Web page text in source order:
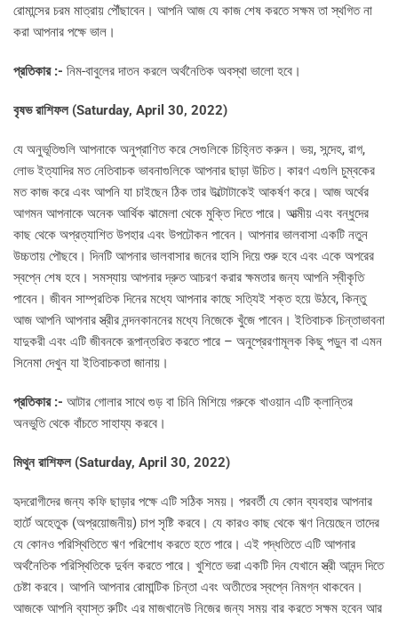
রোমান্সের চরম মাত্রায় পৌঁছাবেন। আপনি আজ যে কাজ শেষ করতে সক্ষম তা স্থগিত না
করা আপনার পক্ষে ভাল।
প্রতিকার :- নিম-বাবুলের দাতন করলে অর্থনৈতিক অবস্থা ভালো হবে।
বৃষভ রাশিফল (Saturday, April 30, 2022)
যে অনুভূতিগুলি আপনাকে অনুপ্রাণিত করে সেগুলিকে চিহ্নিত করুন। ভয়, সন্দেহ, রাগ,
লোভ ইত্যাদির মত নেতিবাচক ভাবনাগুলিকে আপনার ছাড়া উচিত। কারণ এগুলি চুম্বকের
মত কাজ করে এবং আপনি যা চাইছেন ঠিক তার উল্টোটাকেই আকর্ষণ করে। আজ অর্থের
আগমন আপনাকে অনেক আর্থিক ঝামেলা থেকে মুক্তি দিতে পারে। আত্মীয় এবং বন্ধুদের
কাছ থেকে অপ্রত্যাশিত উপহার এবং উপঢৌকন পাবেন। আপনার ভালবাসা একটি নতুন
উচ্চতায় পৌছবে। দিনটি আপনার ভালবাসার জনের হাসি দিয়ে শুরু হবে এবং একে অপরের
স্বপ্নে শেষ হবে। সমস্যায় আপনার দ্রুত আচরণ করার ক্ষমতার জন্য আপনি স্বীকৃতি
পাবেন। জীবন সাম্প্রতিক দিনের মধ্যে আপনার কাছে সত্যিই শক্ত হয়ে উঠবে, কিন্তু
আজ আপনি আপনার স্ত্রীর নন্দনকাননের মধ্যে নিজেকে খুঁজে পাবেন। ইতিবাচক চিন্তাভাবনা
যাদুকরী এবং এটি জীবনকে রূপান্তরিত করতে পারে – অনুপ্রেরণামূলক কিছু পড়ুন বা এমন
সিনেমা দেখুন যা ইতিবাচকতা জানায়।
প্রতিকার :- আটার গোলার সাথে গুড় বা চিনি মিশিয়ে গরুকে খাওয়ান এটি ক্লান্তির
অনভুতি থেকে বাঁচতে সাহায্য করবে।
মিথুন রাশিফল (Saturday, April 30, 2022)
হৃদরোগীদের জন্য কফি ছাড়ার পক্ষে এটি সঠিক সময়। পরবর্তী যে কোন ব্যবহার আপনার
হার্টে অহেতুক (অপ্রয়োজনীয়) চাপ সৃষ্টি করবে। যে কারও কাছ থেকে ঋণ নিয়েছেন তাদের
যে কোনও পরিস্থিতিতে ঋণ পরিশোধ করতে হতে পারে। এই পদ্ধতিতে এটি আপনার
অর্থনৈতিক পরিস্থিতিকে দুর্বল করতে পারে। খুশিতে ভরা একটি দিন যেখানে স্ত্রী আনন্দ দিতে
চেষ্টা করবে। আপনি আপনার রোমান্টিক চিন্তা এবং অতীতের স্বপ্নে নিমগ্ন থাকবেন।
আজকে আপনি ব্যাস্ত রুটিং এর মাজখানেউ নিজের জন্য সময় বার করতে সক্ষম হবেন আর